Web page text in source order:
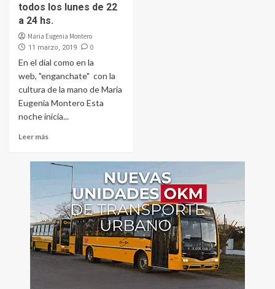
todos los lunes de 22
a 24 hs.
Maria Eugenia Montero
11 marzo, 2019 0
En el dial como en la
web, "enganchate" con la
cultura de la mano de María
Eugenia Montero Esta
noche inicia...
Leer más